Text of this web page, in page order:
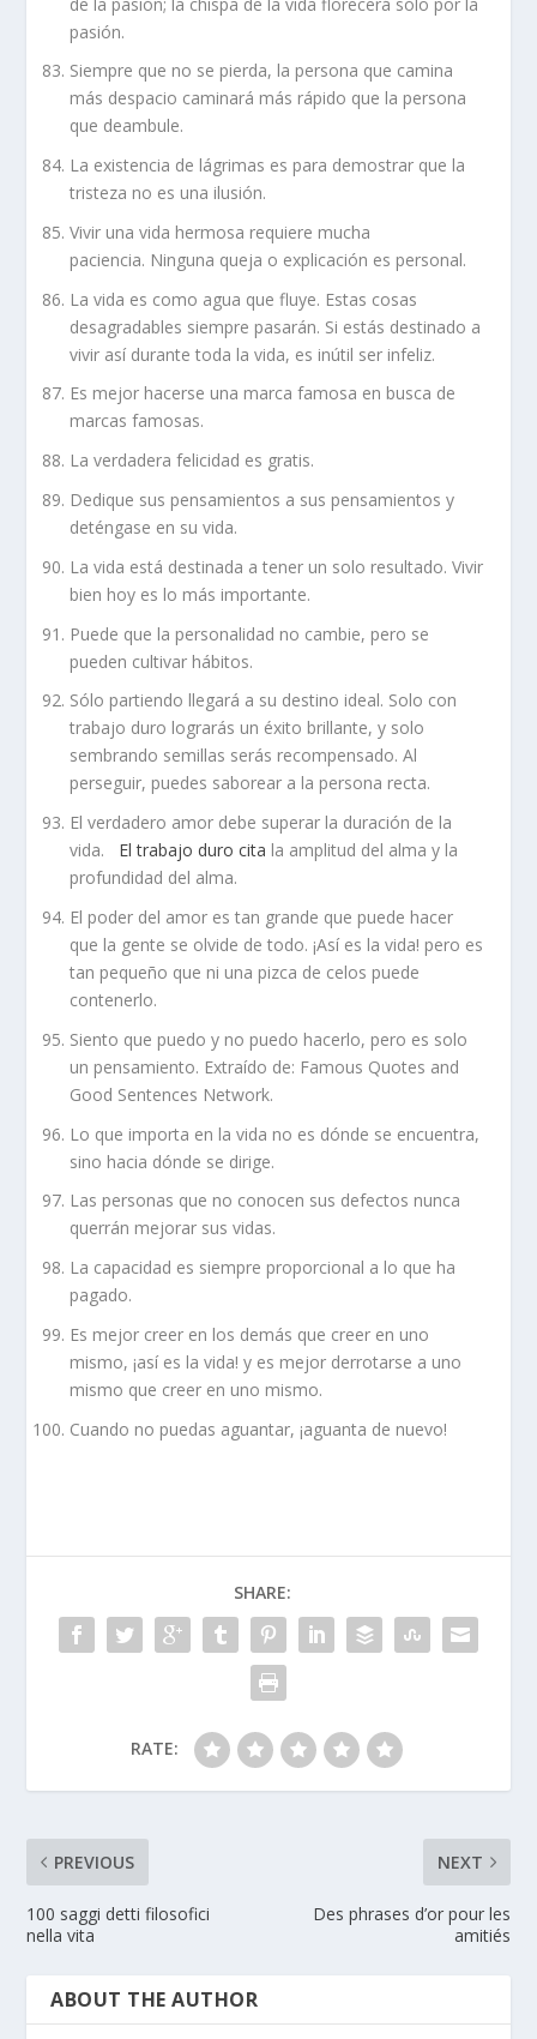
pasión.
Siempre que no se pierda, la persona que camina
más despacio caminará más rápido que la persona
que deambule.
La existencia de lágrimas es para demostrar que la
tristeza no es una ilusión.
Vivir una vida hermosa requiere mucha
paciencia. Ninguna queja o explicación es personal.
La vida es como agua que fluye. Estas cosas
desagradables siempre pasarán. Si estás destinado a
vivir así durante toda la vida, es inútil ser infeliz.
Es mejor hacerse una marca famosa en busca de
marcas famosas.
La verdadera felicidad es gratis.
Dedique sus pensamientos a sus pensamientos y
deténgase en su vida.
La vida está destinada a tener un solo resultado. Vivir
bien hoy es lo más importante.
Puede que la personalidad no cambie, pero se
pueden cultivar hábitos.
Sólo partiendo llegará a su destino ideal. Solo con
trabajo duro lograrás un éxito brillante, y solo
sembrando semillas serás recompensado. Al
perseguir, puedes saborear a la persona recta.
El verdadero amor debe superar la duración de la
vida. El trabajo duro cita la amplitud del alma y la
profundidad del alma.
El poder del amor es tan grande que puede hacer
que la gente se olvide de todo. ¡Así es la vida! pero es
tan pequeño que ni una pizca de celos puede
contenerlo.
Siento que puedo y no puedo hacerlo, pero es solo
un pensamiento. Extraído de: Famous Quotes and
Good Sentences Network.
Lo que importa en la vida no es dónde se encuentra,
sino hacia dónde se dirige.
Las personas que no conocen sus defectos nunca
querrán mejorar sus vidas.
La capacidad es siempre proporcional a lo que ha
pagado.
Es mejor creer en los demás que creer en uno
mismo, ¡así es la vida! y es mejor derrotarse a uno
mismo que creer en uno mismo.
Cuando no puedas aguantar, ¡aguanta de nuevo!
SHARE:
RATE:
PREVIOUS
100 saggi detti filosofici
nella vita
NEXT
Des phrases d’or pour les
amitiés
ABOUT THE AUTHOR